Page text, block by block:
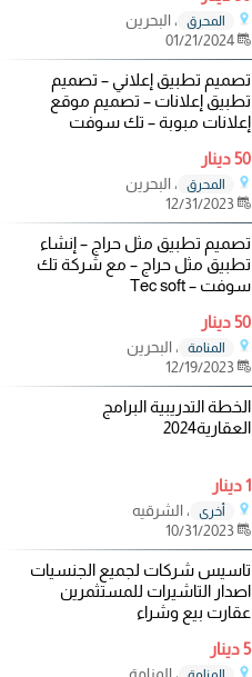
المحرق
، البحرين
01/21/2024
تصميم تطبيق إعلاني – تصميم
تطبيق إعلانات – تصميم موقع
إعلانات مبوبة – تك سوفت
50 دينار
المحرق
، البحرين
12/31/2023
تصميم تطبيق مثل حراج – إنشاء
تطبيق مثل حراج – مع شركة تك
سوفت – Tec soft
50 دينار
المنامة
، البحرين
12/19/2023
الخطة التدريبية البرامج
العقارية2024
1 دينار
أخرى
، الشرقيه
10/31/2023
تاسيس شركات لجميع الجنسيات
اصدار التاشيرات للمستثمرين
عقارت بيع وشراء
5 دينار
، المنامة